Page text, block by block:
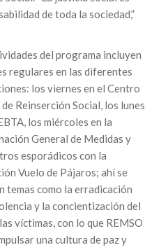
de toda la sociedad,”
del programa incluyen
regulares en las diferentes
los viernes en el Centro
Reinserción Social, los lunes
los miércoles en la
General de Medidas y
esporádicos con la
Vuelo de Pájaros; ahí se
temas como la erradicación
y la concientización del
víctimas, con lo que REMSO
una cultura de paz y